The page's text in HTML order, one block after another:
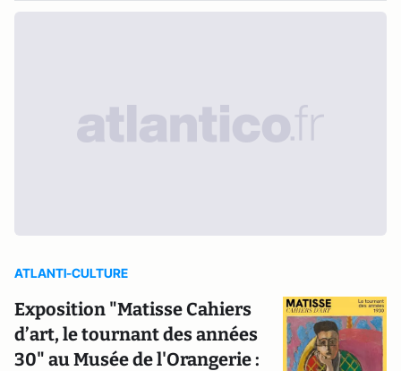
ATLANTI-CULTURE
Exposition "Matisse Cahiers
d’art, le tournant des années
30" au Musée de l'Orangerie :